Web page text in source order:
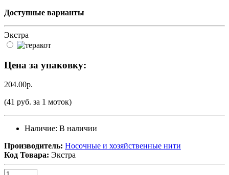
Доступные варианты
Экстра
Цена за упаковку:
204.00р.
(41 руб. за 1 моток)
Наличие: В наличии
Производитель: Носочные и хозяйственные нити
Код Товара: Экстра